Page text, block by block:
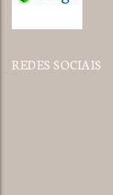
REDES SOCIAIS